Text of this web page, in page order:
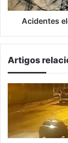
Acidentes
Artigos